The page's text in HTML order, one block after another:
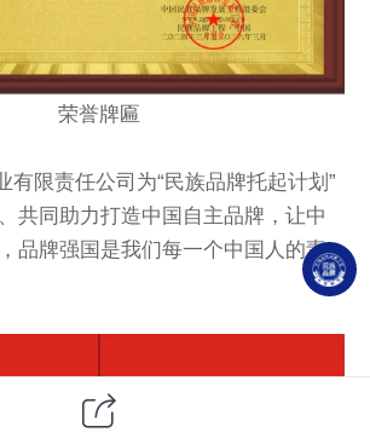
荣誉牌匾
有限责任公司 为“民族品牌托起计划”
共同助力打造中国自主品牌，让中
品牌强国是我们每一个中国人的责